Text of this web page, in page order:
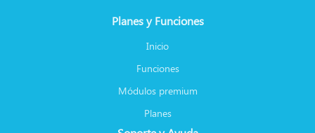
Planes y Funciones
Inicio
Funciones
Módulos premium
Planes